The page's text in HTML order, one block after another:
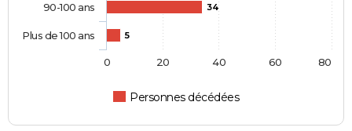
34
5
Personnes décédées
90-100 ans
Plus de 100 ans
0 20 40 60 80